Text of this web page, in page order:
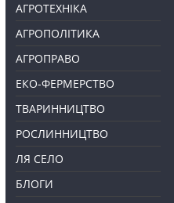
АГРОТЕХНІКА
АГРОПОЛІТИКА
АГРОПРАВО
ЕКО-ФЕРМЕРСТВО
ТВАРИННИЦТВО
РОСЛИННИЦТВО
ЛЯ СЕЛО
БЛОГИ